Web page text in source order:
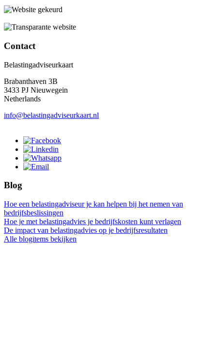
Contact
Belastingadviseurkaart
Brabanthaven 3B
3433 PJ Nieuwegein
Netherlands
info@belastingadviseurkaart.nl
Blog
Hoe een belastingadviseur je kan helpen bij het nemen van
bedrijfsbeslissingen
Hoe je met belastingadvies je bedrijfskosten kunt verlagen
De impact van belastingadvies op je bedrijfsresultaten
Alle blogitems bekijken